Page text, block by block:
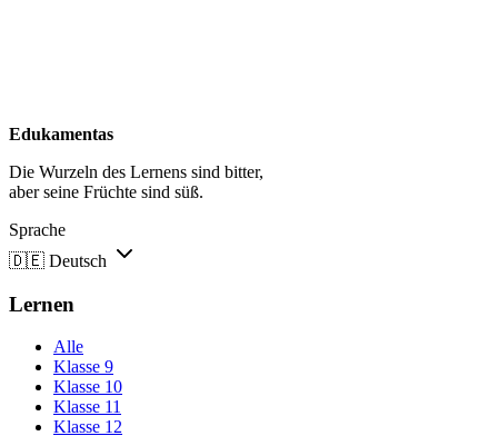
Edukamentas
Die Wurzeln des Lernens sind bitter,
aber seine Früchte sind süß.
Sprache
🇩🇪 Deutsch
Lernen
Alle
Klasse 9
Klasse 10
Klasse 11
Klasse 12